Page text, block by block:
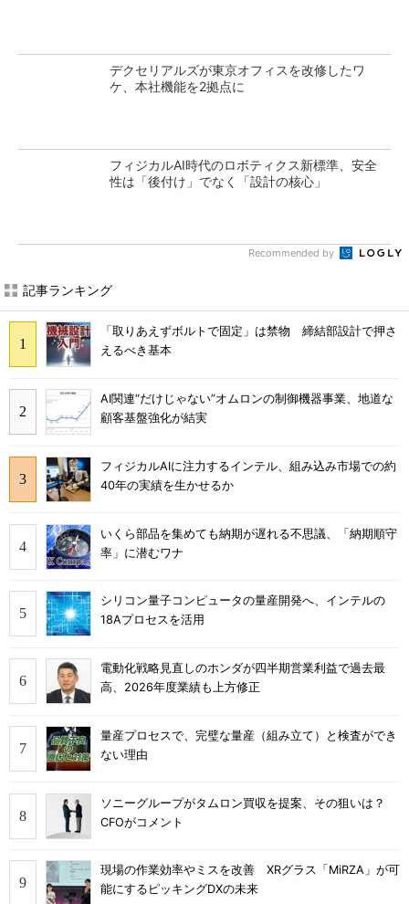
デクセリアルズが東京オフィスを改修したワ
ケ、本社機能を2拠点に
フィジカルAI時代のロボティクス新標準、安全
性は「後付け」でなく「設計の核心」
Recommended by
記事ランキング
「取りあえずボルトで固定」は禁物 締結部設計で押さ
えるべき基本
AI関連“だけじゃない”オムロンの制御機器事業、地道な
顧客基盤強化が結実
フィジカルAIに注力するインテル、組み込み市場での約
40年の実績を生かせるか
いくら部品を集めても納期が遅れる不思議、「納期順守
率」に潜むワナ
シリコン量子コンピュータの量産開発へ、インテルの
18Aプロセスを活用
電動化戦略見直しのホンダが四半期営業利益で過去最
高、2026年度業績も上方修正
量産プロセスで、完璧な量産（組み立て）と検査ができ
ない理由
ソニーグループがタムロン買収を提案、その狙いは？
CFOがコメント
現場の作業効率やミスを改善 XRグラス「MiRZA」が可
能にするピッキングDXの未来